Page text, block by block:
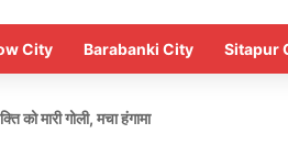
City Barabanki City Sitapur
को मारी गोली, मचा हंगामा